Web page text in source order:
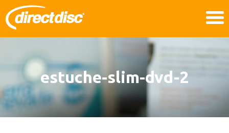
estuche-slim-dvd-2